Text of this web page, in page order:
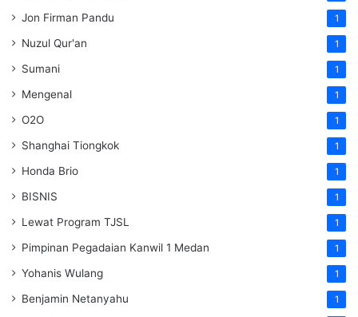
Jon Firman Pandu 1
Nuzul Qur'an 1
Sumani 1
Mengenal 1
O2O 1
Shanghai Tiongkok 1
Honda Brio 1
BISNIS 1
Lewat Program TJSL 1
Pimpinan Pegadaian Kanwil 1 Medan 1
Yohanis Wulang 1
Benjamin Netanyahu 1